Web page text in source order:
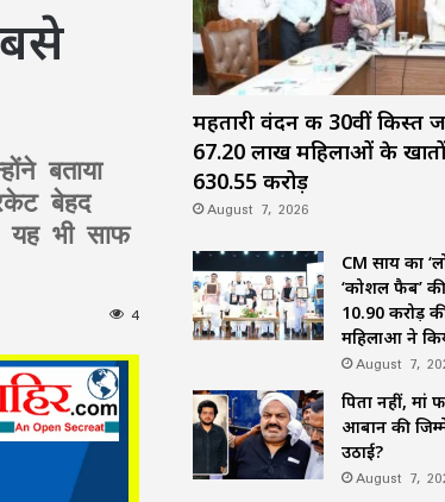
बताया
बेहद
यह भी साफ
4
महतारी वंदन की 30वीं किस्त
67.20 लाख महिलाओं के
₹630.55 करोड़
August 7, 2026
CM साय का
‘कोशल फैब’
10.90 करोड़
महिलाओं ने
August 7,
पिता नहीं, मां
आबान की
उठाई?
August 7,